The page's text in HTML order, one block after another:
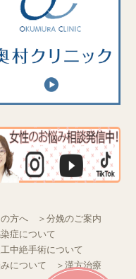
方へ
＞分娩のご案内
症について
工中絶手術について
について
＞漢方治療